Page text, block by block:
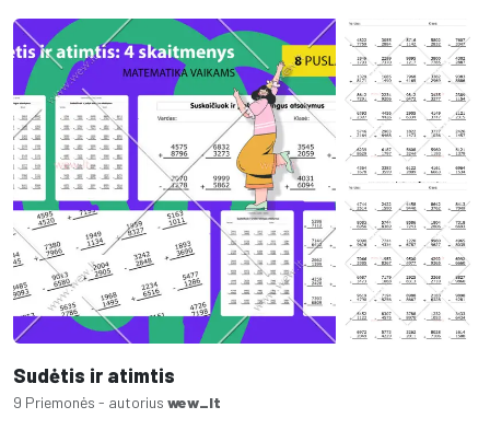
Sudėtis ir atimtis
9 Priemonės - autorius wew_lt